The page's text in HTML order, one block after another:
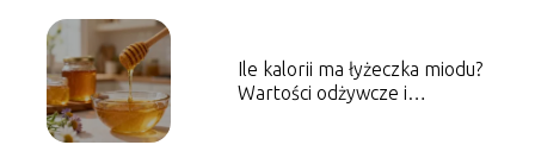
Ile kalorii ma łyżeczka miodu?
Wartości odżywcze i